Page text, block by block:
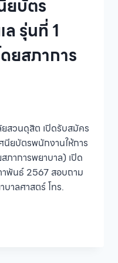
ยบัตร
รุ่นที่ 1
ยสภาการ
สวนดุสิต เปิดรับสมัคร
นียบัตรพนักงานให้การ
ภาการพยาบาล) เปิด
พันธ์ 2567 สอบถาม
บาลศาสตร์ โทร.